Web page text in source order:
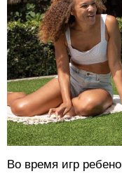
Во время игр